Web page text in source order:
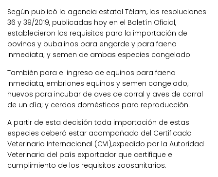
Según publicó la agencia estatal Télam, las resoluciones
36 y 39/2019, publicadas hoy en el Boletín Oficial,
establecieron los requisitos para la importación de
bovinos y bubalinos para engorde y para faena
inmediata; y semen de ambas especies congelado.
También para el ingreso de equinos para faena
inmediata, embriones equinos y semen congelado;
huevos para incubar de aves de corral y aves de corral
de un día; y cerdos domésticos para reproducción.
A partir de esta decisión toda importación de estas
especies deberá estar acompañada del Certificado
Veterinario Internacional (CVI),expedido por la Autoridad
Veterinaria del país exportador que certifique el
cumplimiento de los requisitos zoosanitarios.